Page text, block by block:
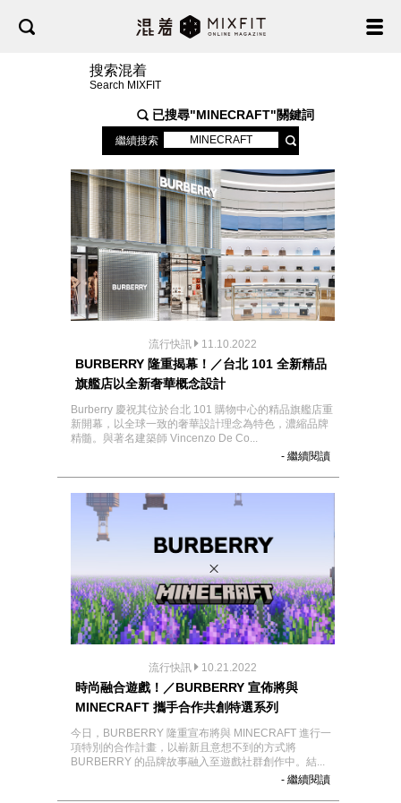
搜索混着
Search MIXFIT
已搜尋"MINECRAFT"關鍵詞
繼續搜索
流行快訊 11.10.2022
BURBERRY 隆重揭幕！／台北 101 全新精品
旗艦店以全新奢華概念設計
Burberry 慶祝其位於台北 101 購物中心的精品旗艦店重
新開幕，以全球一致的奢華設計理念為特色，濃縮品牌
精髓。與著名建築師 Vincenzo De Co...
- 繼續閱讀
流行快訊 10.21.2022
時尚融合遊戲！／BURBERRY 宣佈將與
MINECRAFT 攜手合作共創特選系列
今日，BURBERRY 隆重宣布將與 MINECRAFT 進行一
項特別的合作計畫，以嶄新且意想不到的方式將
BURBERRY 的品牌故事融入至遊戲社群創作中。結...
- 繼續閱讀